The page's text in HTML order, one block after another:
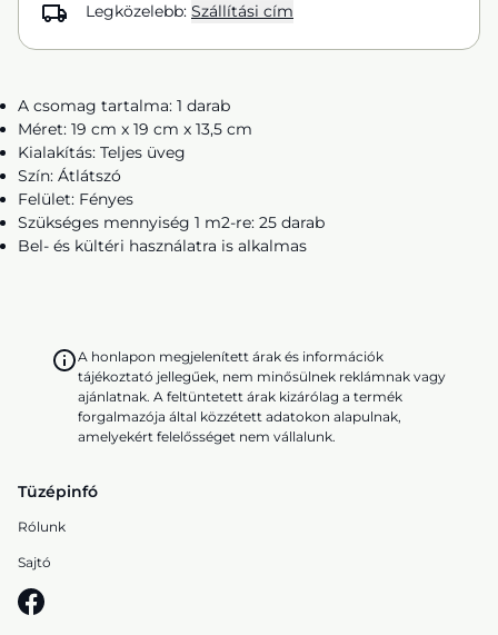
Legközelebb: Szállítási cím
A csomag tartalma: 1 darab
Méret: 19 cm x 19 cm x 13,5 cm
Kialakítás: Teljes üveg
Szín: Átlátszó
Felület: Fényes
Szükséges mennyiség 1 m2-re: 25 darab
Bel- és kültéri használatra is alkalmas
A honlapon megjelenített árak és információk
tájékoztató jellegűek, nem minősülnek reklámnak vagy
ajánlatnak. A feltüntetett árak kizárólag a termék
forgalmazója által közzétett adatokon alapulnak,
amelyekért felelősséget nem vállalunk.
Tüzépinfó
Rólunk
Sajtó